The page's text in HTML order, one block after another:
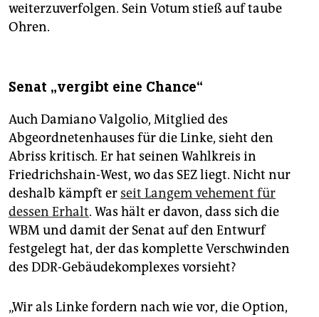
weiterzuverfolgen. Sein Votum stieß auf taube
Ohren.
Senat „vergibt eine Chance“
Auch Damiano Valgolio, Mitglied des
Abgeordnetenhauses für die Linke, sieht den
Abriss kritisch. Er hat seinen Wahlkreis in
Friedrichshain-West, wo das SEZ liegt. Nicht nur
deshalb kämpft er seit Langem vehement für
dessen Erhalt. Was hält er davon, dass sich die
WBM und damit der Senat auf den Entwurf
festgelegt hat, der das komplette Verschwinden
des DDR-Gebäudekomplexes vorsieht?
„Wir als Linke fordern nach wie vor, die Option,